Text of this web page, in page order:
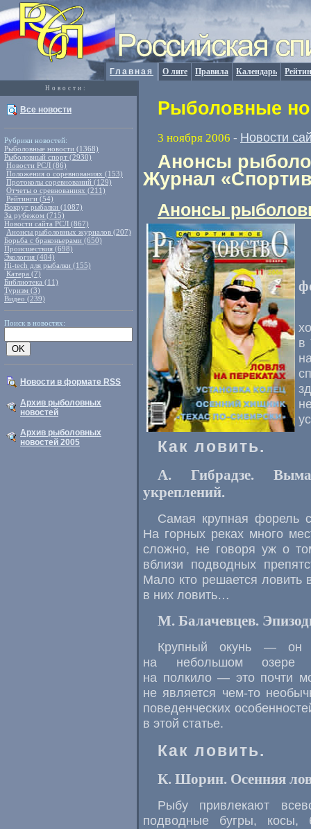
Главная О лиге Правила Календарь
Новости:
Все новости
Рубрики новостей:
Рыболовные новости (1368)
Рыболовный спорт (2930)
Новости РСЛ (86)
Положения о соревнованиях (153)
Протоколы соревнований (129)
Отчеты о сревнованиях (211)
Рейтинги (54)
Вокруг рыбалки (1087)
За рубежом (715)
Новости сайта РСЛ (867)
Анонсы рыболовных журналов (207)
Борьба с браконьерами (650)
Происшествия (698)
Экология (404)
Hi-tech для рыбалки (155)
Катера (7)
Библиотека (11)
Туризм (3)
Видео (239)
Поиск в новостях:
Новости в формате RSS
Архив рыболовных
новостей
Архив рыболовных
новостей 2005
Рыболовные
3 ноября 2006 - Новости
Анонсы
Журнал
Анонсы
в
Как ловить.
А. Гибрадзе.
укреплений.
Самая крупная форель
На горных реках много
сложно, не говоря уж о
вблизи подводных
Мало кто решается ловить
в них ловить…
М. Балачевцев.
Крупный окунь — он
на небольшом озере
на полкило — это почти
не является чем-то
поведенческих
в этой статье.
Как ловить.
К. Шорин. Осенняя
Рыбу привлекают
подводные бугры, косы,